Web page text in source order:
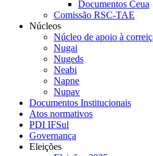
Documentos Ceua
Comissão RSC-TAE
Núcleos
Núcleo de apoio à
Nugai
Nugeds
Neabi
Napne
Nupav
Documentos Institucionais
Atos normativos
PDI IFSul
Governança
Eleições